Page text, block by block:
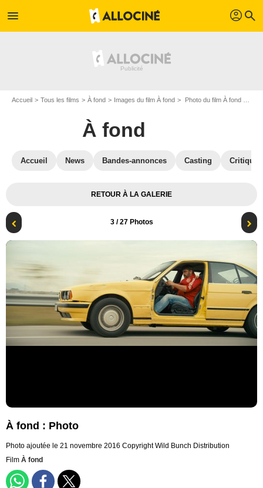
menu profil search
Accueil Tous les films À fond Images du film À fond Photo du film À fond - Photo 3
À fond
Accueil News Bandes-annonces Casting
RETOUR À LA GALERIE
3/ 27 Photos
À fond : Photo
Photo ajoutée le 21 novembre 2016 Copyright Wild Bunch Distribution
Film À fond